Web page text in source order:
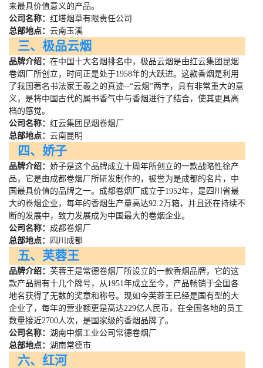
来最具价值意义的产品。
公司名称： 红塔烟草有限责任公司
总部地点： 云南玉溪
三、极品云烟
品牌介绍： 在中国十大名烟排名中，极品云烟是由红云集团昆烟
卷烟厂所创立，时间正是处于1958年的大跃进。这款香烟是利用
了我国著名书法家王羲之的真迹--“云烟”两字，具有非常重大的意
义，是将中国古代的属书香气中与香烟进行了结合，使其更具高
档的感觉。
公司名称： 红云集团昆烟卷烟厂
总部地点： 云南昆明
四、娇子
品牌介绍： 娇子是这个品牌成立十周年所创立的一款战略性徐产
品，它是由成都卷烟厂所研发制作的，被誉为是成都的名片，中
国最具价值的品牌之一。成都卷烟厂成立于1952年，是四川省最
大的卷烟企业，每年的香烟生产量高达92.2万箱，并且还在持续不
断的发展中，致力发展成为中国最大的卷烟企业。
公司名称： 成都卷烟厂
总部地点：
四川成都
五、芙蓉王
品牌介绍： 芙蓉王是常德卷烟厂所设立的一款香烟品牌，它的这
款产品拥有十几个牌号，从1951年成立至今，产品畅销于全国各
地名获得了无数的奖章和称号。现如今芙蓉王已经是国有型的大
企业了，每年的营业额更是高达229亿人民币，在全国各地的员工
数量接近2700人次，是国家级的香烟品牌了。
公司名称： 湖南中烟工业公司常德卷烟厂
总部地点： 湖南常德市
六、红河